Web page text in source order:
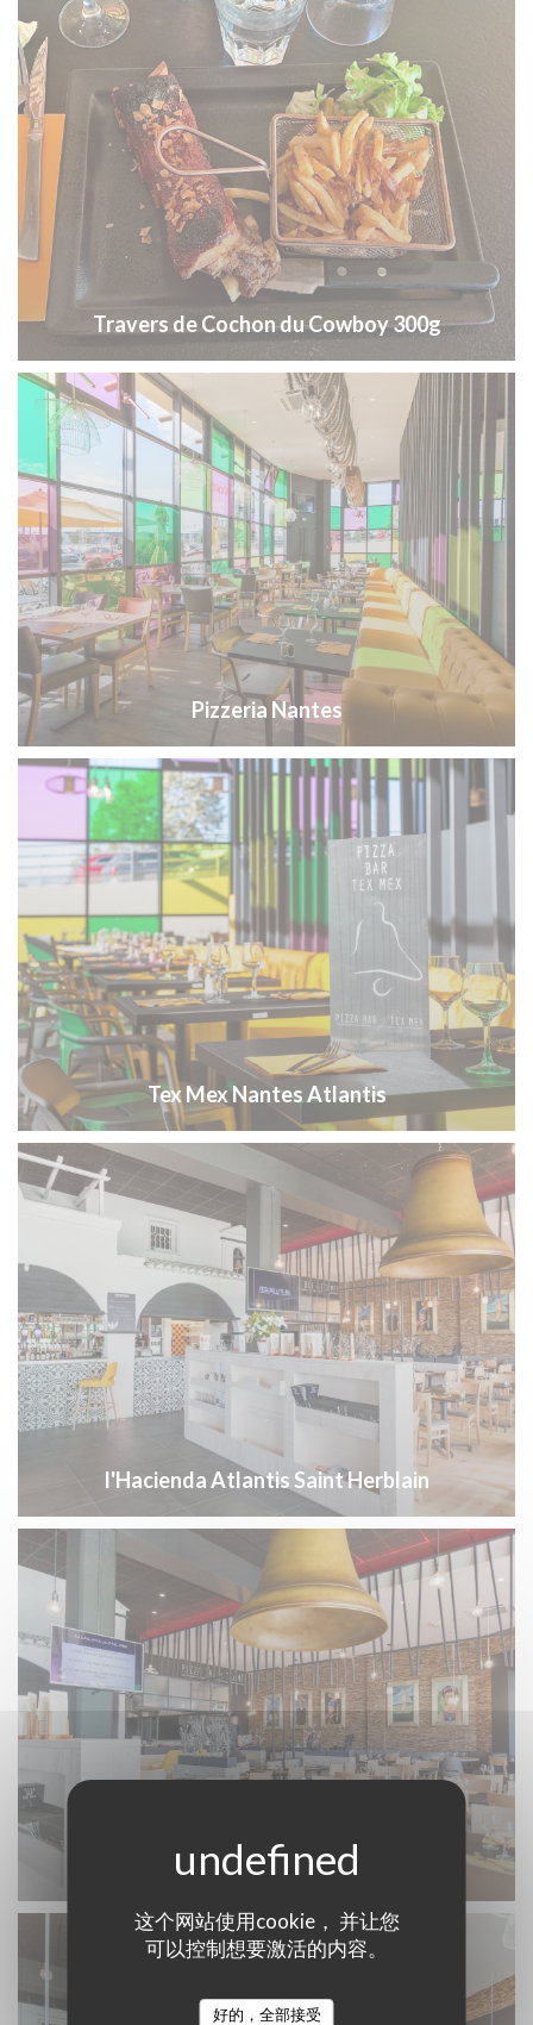
这个网站使用cookie， 并让您
可以控制想要激活的内容。
好的，全部接受
Travers de Cochon du Cowboy 300g
Pizzeria Nantes
Tex Mex Nantes Atlantis
l'Hacienda Atlantis Saint Herblain
Restaurant Zenith Nantes